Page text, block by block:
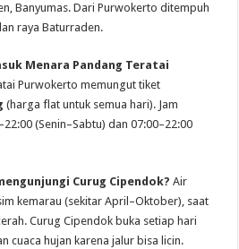
Banyumas. Dari Purwokerto ditempuh
raya Baturraden.
Menara Pandang Teratai
Purwokerto memungut tiket
(harga flat untuk semua hari). Jam
(Senin–Sabtu) dan 07:00–22:00
Curug Cipendok? Air
kemarau (sekitar April–Oktober), saat
Curug Cipendok buka setiap hari
cuaca hujan karena jalur bisa licin.